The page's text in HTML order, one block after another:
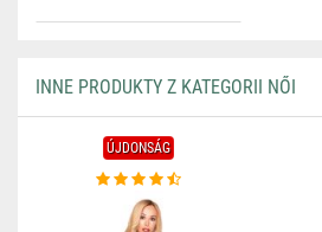
INNE PRODUKTY Z KATEGORII NŐI
ÚJDONSÁG